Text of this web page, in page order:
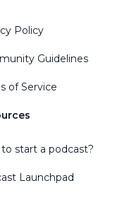
Policy
Guidelines
of Service
start a podcast?
Launchpad